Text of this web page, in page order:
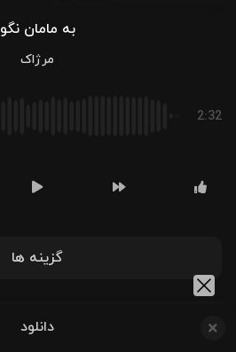
به مامان نگو
مرژاک
2:32
گزینه ها
دانلود